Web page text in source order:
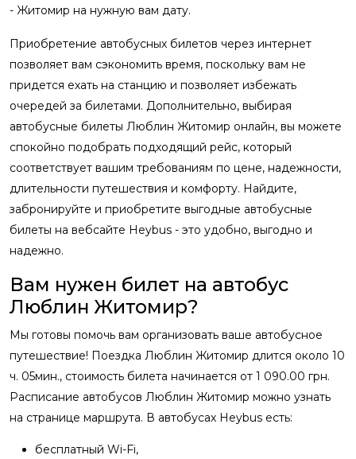
- Житомир на нужную вам дату.
Приобретение автобусных билетов через интернет
позволяет вам сэкономить время, поскольку вам не
придется ехать на станцию и позволяет избежать
очередей за билетами. Дополнительно, выбирая
автобусные билеты Люблин Житомир онлайн, вы можете
спокойно подобрать подходящий рейс, который
соответствует вашим требованиям по цене, надежности,
длительности путешествия и комфорту. Найдите,
забронируйте и приобретите выгодные автобусные
билеты на вебсайте Heybus - это удобно, выгодно и
надежно.
Вам нужен билет на автобус
Люблин Житомир?
Мы готовы помочь вам организовать ваше автобусное
путешествие! Поездка Люблин Житомир длится около 10
ч. 05мин., стоимость билета начинается от 1 090.00 грн.
Расписание автобусов Люблин Житомир можно узнать
на странице маршрута. В автобусах Heybus есть:
бесплатный Wi-Fi,